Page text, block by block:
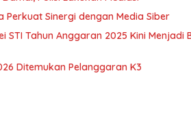
Perkuat Sinergi dengan Media Siber
Tahun Anggaran 2025 Kini Menjadi
Ditemukan Pelanggaran K3